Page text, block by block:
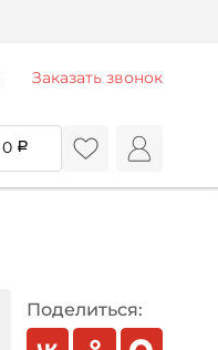
Заказать звонок
0
Поделиться: